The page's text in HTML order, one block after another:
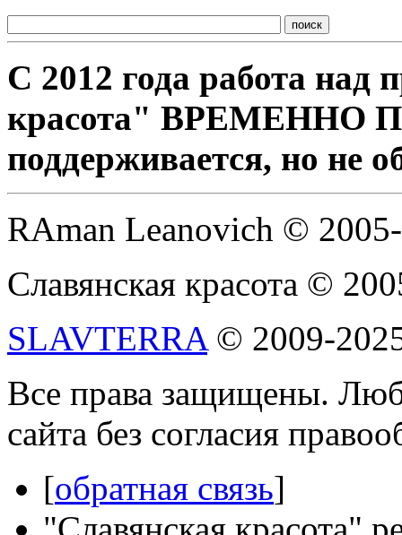
С 2012 года работа над
красота" ВРЕМЕННО
поддерживается, но не
RAman Leanovich ©
Славянская красота ©
SLAVTERRA© 2009-
Все права защищены.
сайта без согласия
[обратная связь]